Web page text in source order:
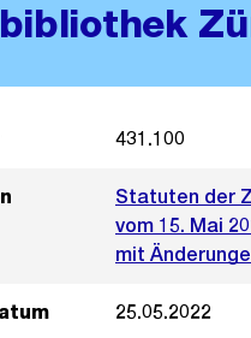
431.100
Statuten der
vom 15. Mai
mit
25.05.2022